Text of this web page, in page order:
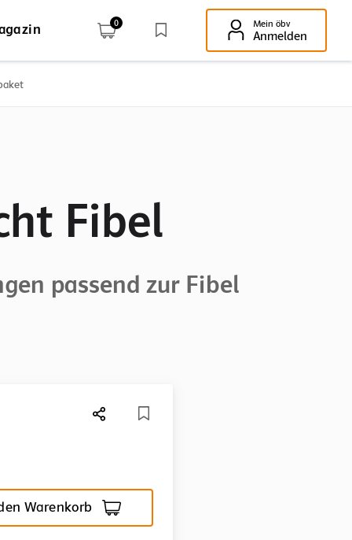
Taste! 0 Mein öbv
Anmelden
Fibel
passend zur Fibel
Warenkorb